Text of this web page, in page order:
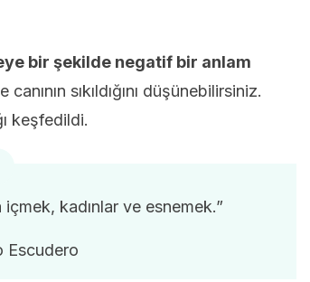
bir şekilde negatif bir anlam
sıkıldığını düşünebilirsiniz.
keşfedildi.
içmek, kadınlar ve esnemek.”
Escudero